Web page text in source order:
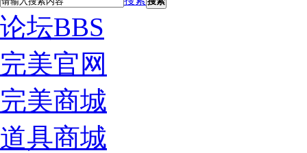
论坛BBS
完美官网
完美商城
道具商城